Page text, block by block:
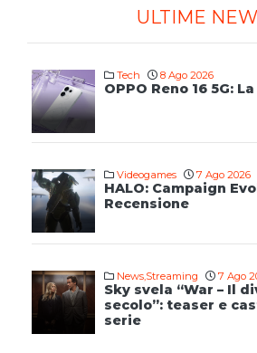
ULTIME
Tech 8 Ago 2026
OPPO Reno 16 5G:
Videogames 7 Ago 2026
HALO: Campaign
Recensione
News,Streaming 7 Ago
Sky svela “War – Il
secolo”: teaser e
serie